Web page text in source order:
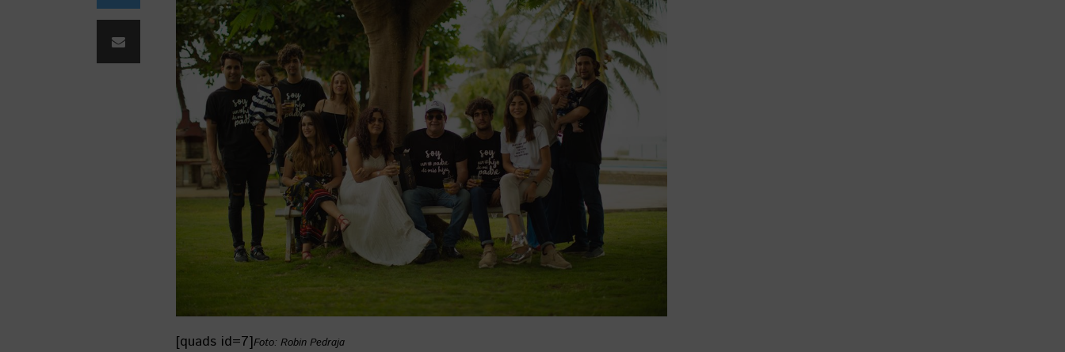
[quads id=7]Foto: Robin Pedraja